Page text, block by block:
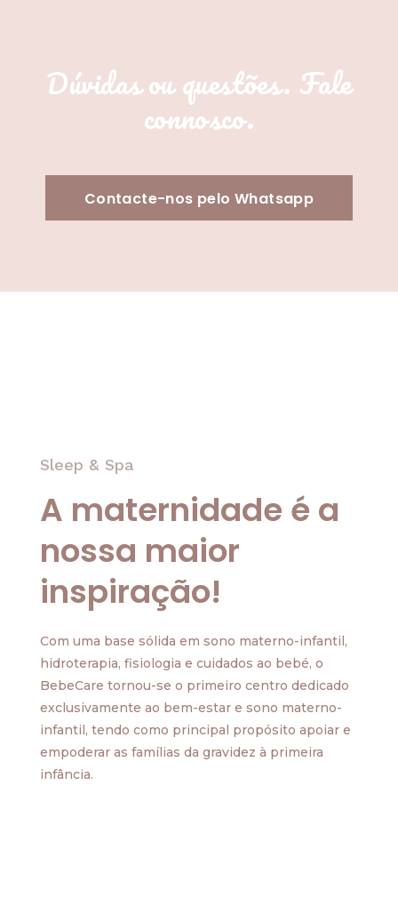
Dúvidas ou questões. Fale
connosco.
Contacte-nos pelo Whatsapp
Sleep & Spa
A maternidade é a
nossa maior
inspiração!
Com uma base sólida em sono materno-infantil,
hidroterapia, fisiologia e cuidados ao bebé, o
BebeCare tornou-se o primeiro centro dedicado
exclusivamente ao bem-estar e sono materno-
infantil, tendo como principal propósito apoiar e
empoderar as famílias da gravidez à primeira
infância.